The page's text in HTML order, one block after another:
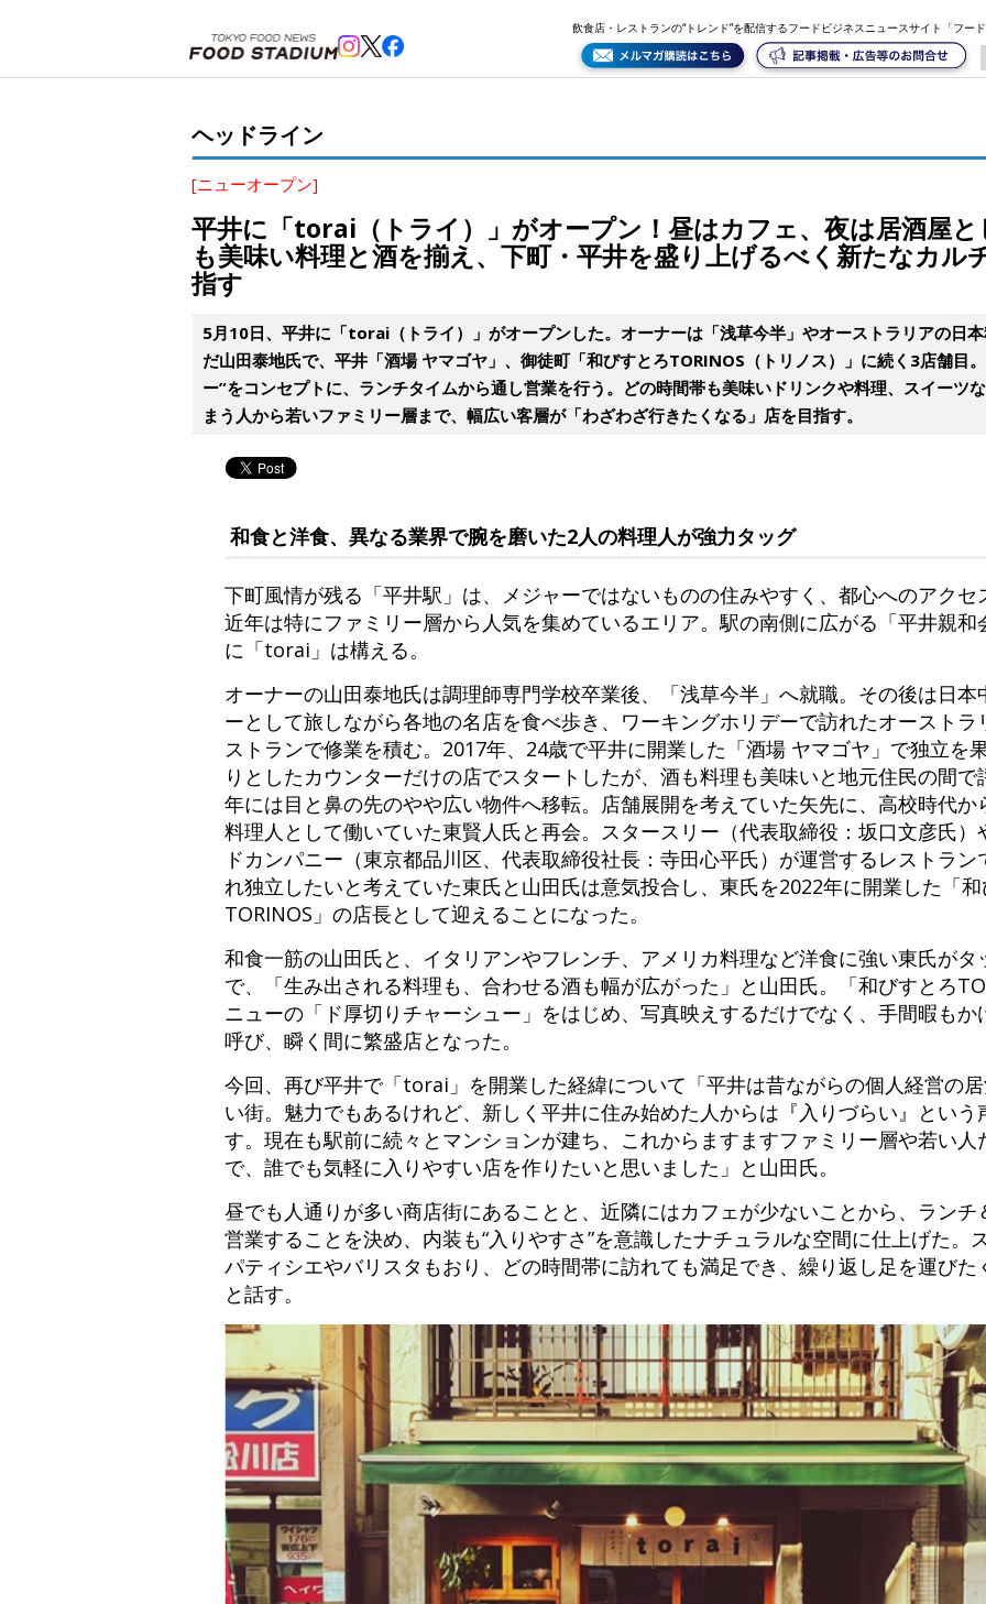
飲食店・レストランの“トレンド”を配信するフードビジネスニュースサイト「フー
ヘッドライン
[ニューオープン]
平井に「torai（トライ）」がオープン！昼はカフェ、夜は居酒屋
も美味い料理と酒を揃え、下町・平井を盛り上げるべく新たなカル
指す
5月10日、平井に「torai（トライ）」がオープンした。オーナーは「浅草今半」やオーストラリアの日
だ山田泰地氏で、平井「酒場 ヤマゴヤ」、御徒町「和びすとろTORINOS（トリノス）」に続く3店舗目
ー”をコンセプトに、ランチタイムから通し営業を行う。どの時間帯も美味いドリンクや料理、スイーツ
まう人から若いファミリー層まで、幅広い客層が「わざわざ行きたくなる」店を目指す。
和食と洋食、異なる業界で腕を磨いた2人の料理人が強力タッグ
下町風情が残る「平井駅」は、メジャーではないものの住みやすく、都心へのアクセ
近年は特にファミリー層から人気を集めているエリア。駅の南側に広がる「平井親和
に「torai」は構える。
オーナーの山田泰地氏は調理師専門学校卒業後、「浅草今半」へ就職。その後は日本
ーとして旅しながら各地の名店を食べ歩き、ワーキングホリデーで訪れたオーストラ
ストランで修業を積む。2017年、24歳で平井に開業した「酒場 ヤマゴヤ」で独立を
りとしたカウンターだけの店でスタートしたが、酒も料理も美味いと地元住民の間
年には目と鼻の先のやや広い物件へ移転。店舗展開を考えていた矢先に、高校時代か
料理人として働いていた東賢人氏と再会。スタースリー（代表取締役：坂口文彦氏）
ドカンパニー（東京都品川区、代表取締役社長：寺田心平氏）が運営するレストラ
れ独立したいと考えていた東氏と山田氏は意気投合し、東氏を2022年に開業した「
TORINOS」の店長として迎えることになった。
和食一筋の山田氏と、イタリアンやフレンチ、アメリカ料理など洋食に強い東氏がタ
で、「生み出される料理も、合わせる酒も幅が広がった」と山田氏。「和びすとろ
ニューの「ド厚切りチャーシュー」をはじめ、写真映えするだけでなく、手間暇もか
呼び、瞬く間に繁盛店となった。
今回、再び平井で「torai」を開業した経緯について「平井は昔ながらの個人経営の
い街。魅力でもあるけれど、新しく平井に住み始めた人からは『入りづらい』という
す。現在も駅前に続々とマンションが建ち、これからますますファミリー層や若い人
で、誰でも気軽に入りやすい店を作りたいと思いました」と山田氏。
昼でも人通りが多い商店街にあることと、近隣にはカフェが少ないことから、ランチ
営業することを決め、内装も“入りやすさ”を意識したナチュラルな空間に仕上げた。
パティシエやバリスタもおり、どの時間帯に訪れても満足でき、繰り返し足を運びた
と話す。